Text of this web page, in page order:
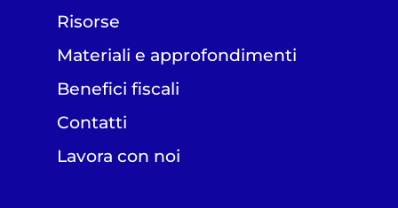
Risorse
Materiali e approfondimenti
Benefici fiscali
Contatti
Lavora con noi